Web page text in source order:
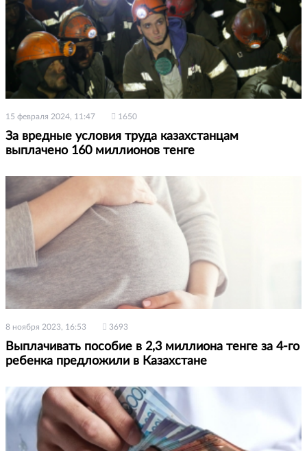
15 февраля 2024, 11:47 1650
За вредные условия труда казахстанцам
выплачено 160 миллионов тенге
8 ноября 2023, 16:53 3693
Выплачивать пособие в 2,3 миллиона тенге за 4-го
ребенка предложили в Казахстане